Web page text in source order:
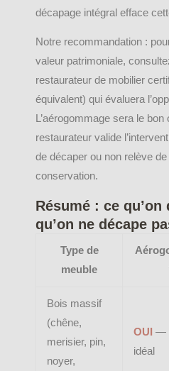
décapage intégral efface
Notre recommandation :
valeur patrimoniale,
restaurateur de mobilier
équivalent) qui évaluera
L’aérogommage sera le
restaurateur valide
de décaper ou non relève de
conservation.
Résumé : ce qu’on
qu’on ne décape
Type de
meuble
Bois massif
(chêne,
merisier, pin,
noyer,
OUI —
idéal